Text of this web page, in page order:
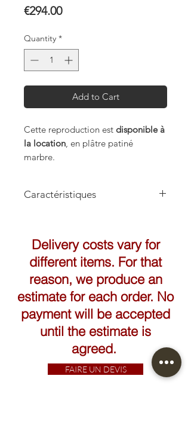
€294.00Price
Quantity *
Add to Cart
Cette reproduction est disponible à
la location, en plâtre patiné
marbre.
Caractéristiques
Delivery costs vary for
different items. For that
reason, we produce an
estimate for each order. No
payment will be accepted
until the estimate is
agreed.
FAIRE UN DEVIS